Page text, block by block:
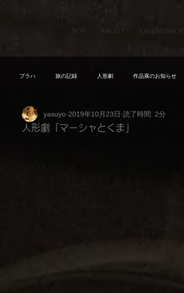
TOP about onlineshop
プラハ 旅の記録 人形劇 作品展のお知らせ
人形劇「マーシャとくま」
yasuyo 2019年10月23日 読了時間: 2分